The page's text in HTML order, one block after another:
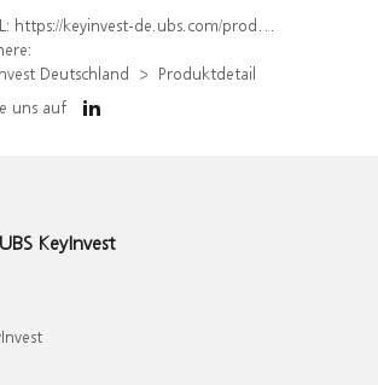
https://keyinvest-de.ubs.com/produkt/detail/index/isin/DE000WA6TWP0
Deutschland
Produktdetail
uns auf
KeyInvest